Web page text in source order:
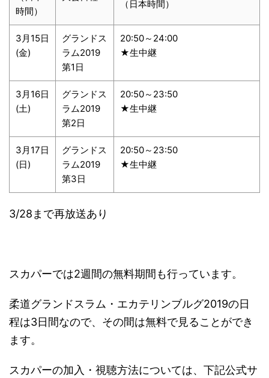
時間）
（日本時間）
3月15日
(金)
グランドス
ラム2019
第1日
20:50～24:00
★生中継
3月16日
(土)
グランドス
ラム2019
第2日
20:50～23:50
★生中継
3月17日
(日)
グランドス
ラム2019
第3日
20:50～23:50
★生中継
3/28まで再放送あり
スカパーでは2週間の無料期間も行っています。
柔道グランドスラム・エカテリンブルグ2019の日
程は3日間なので、その間は無料で見ることができ
ます。
スカパーの加入・視聴方法については、下記公式サ